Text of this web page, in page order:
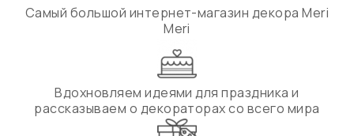
Самый большой интернет-магазин декора Meri
Meri
Вдохновляем идеями для праздника и
рассказываем о декораторах со всего мира